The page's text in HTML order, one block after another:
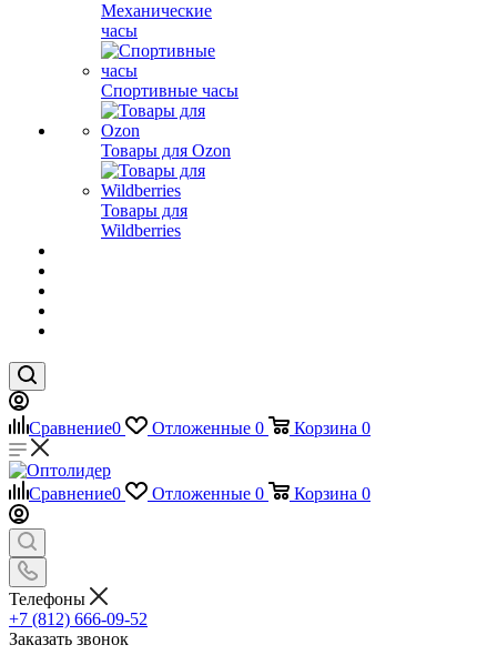
Механические
часы
Спортивные часы
Товары для Ozon
Товары для
Wildberries
Сравнение0 Отложенные 0 Корзина 0
Сравнение0 Отложенные 0 Корзина 0
Телефоны
+7 (812) 666-09-52
Заказать звонок